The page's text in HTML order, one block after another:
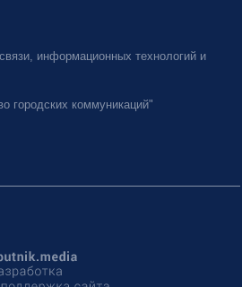
информационных технологий и
городских коммуникаций"